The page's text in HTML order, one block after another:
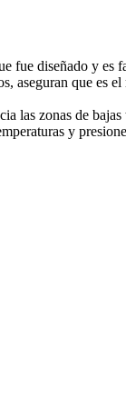
fue diseñado y es
que es
las zonas de
y